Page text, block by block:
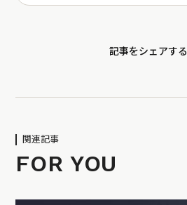
記事をシェアする
関連記事
FOR YOU